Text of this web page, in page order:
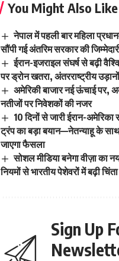
You Might Also Like
नेपाल में पहली बार महिला
सौंपी गई अंतरिम सरकार की
ईरान-इजराइल संघर्ष से बढ़ी
पर ड्रोन खतरा, अंतरराष्ट्रीय
अमेरिकी बाजार नई ऊंचाई पर,
नतीजों पर निवेशकों की नजर
10 दिनों से जारी ईरान-
ट्रंप का बड़ा बयान—नेतन्याहू के
जाएगा फैसला
सोशल मीडिया बनेगा वीज़ा का
नियमों से भारतीय पेशेवरों में बढ़ी चिंता
Sign Up